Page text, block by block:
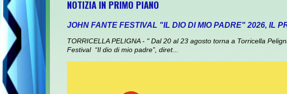
NOTIZIA IN PRIMO PIANO
JOHN FANTE FESTIVAL "IL DIO DI MIO PADRE" 2026, IL
TORRICELLA PELIGNA - " Dal 20 al 23 agosto torna a Torricella
Festival “Il dio di mio padre”, diret...